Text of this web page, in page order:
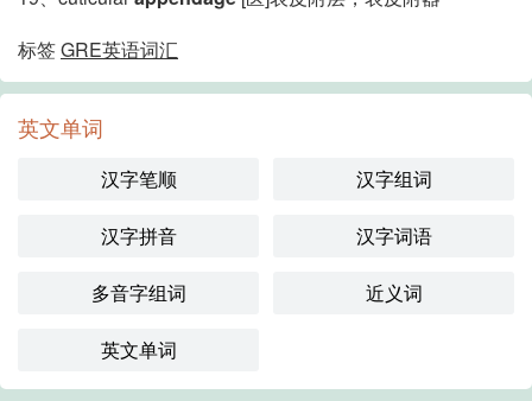
标签GRE英语词汇
英文单词
汉字笔顺 汉字组词
汉字拼音 汉字词语
多音字组词 近义词
英文单词